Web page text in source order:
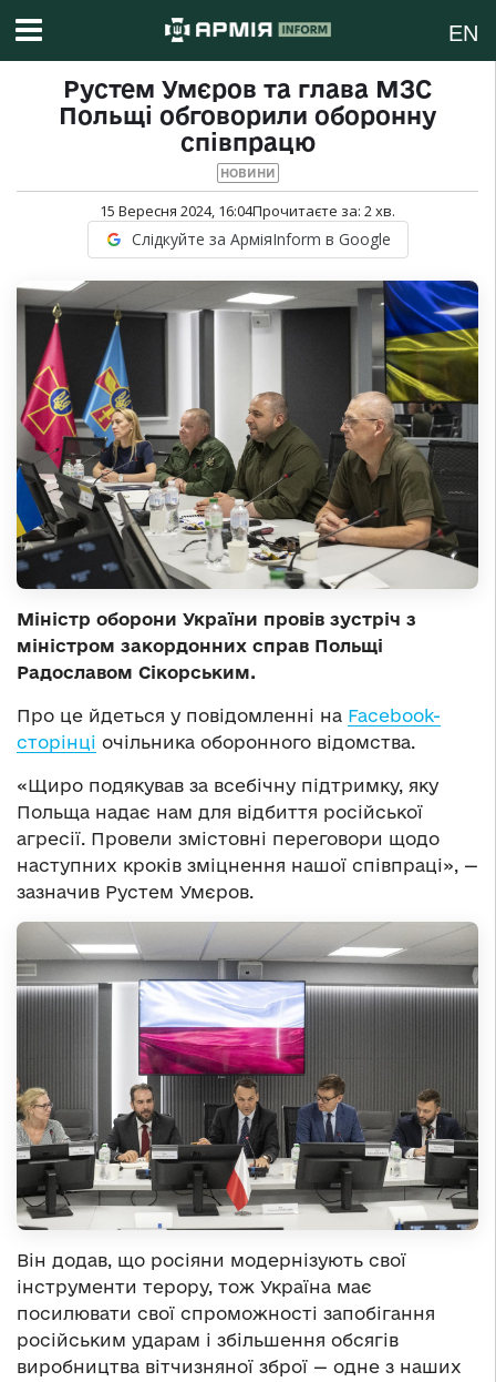
EN
Рустем Умєров та глава МЗС
Польщі обговорили оборонну
співпрацю
НОВИНИ
15 Вересня 2024, 16:04Прочитаєте за: 2хв.
Слідкуйте за АрміяInform в Google
Міністр оборони України провів зустріч з
міністром закордонних справ Польщі
Радославом Сікорським.
Про це йдеться у повідомленні на Facebook-
сторінці очільника оборонного відомства.
«Щиро подякував за всебічну підтримку, яку
Польща надає нам для відбиття російської
агресії. Провели змістовні переговори щодо
наступних кроків зміцнення нашої співпраці», —
зазначив Рустем Умєров.
Він додав, що росіяни модернізують свої
інструменти терору, тож Україна має
посилювати свої спроможності запобігання
російським ударам і збільшення обсягів
виробництва вітчизняної зброї — одне з наших